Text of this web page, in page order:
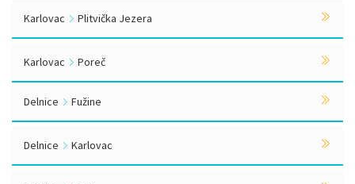
Karlovac Plitvička Jezera
Karlovac Poreč
Delnice Fužine
Delnice Karlovac